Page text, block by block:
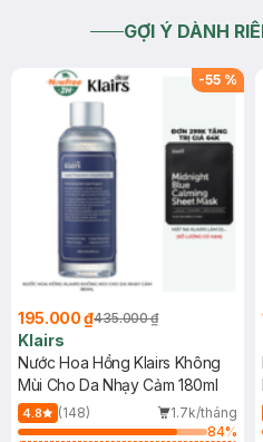
GỢI Ý DÀNH
-55 %
195.000 ₫435.000 ₫
Klairs
Nước Hoa Hồng Klairs Không
Mùi Cho Da Nhạy Cảm 180ml
4.8 (148)
1.7k/tháng
84%